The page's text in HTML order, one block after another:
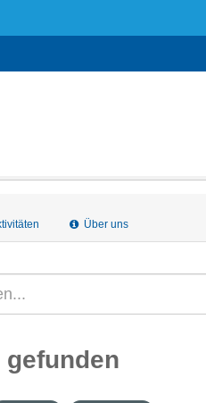
Über uns
gefunden